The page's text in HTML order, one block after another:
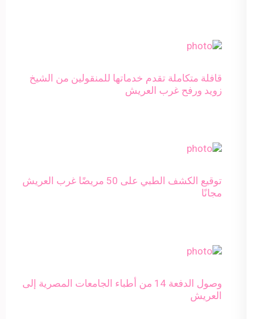
قافلة متكاملة تقدم خدماتها للمنقولين من الشيخ
زويد ورفح غرب العريش
توقيع الكشف الطبي على 50 مريضًا غرب العريش
مجانًا
وصول الدفعة 14 من أطباء الجامعات المصرية إلى
العريش